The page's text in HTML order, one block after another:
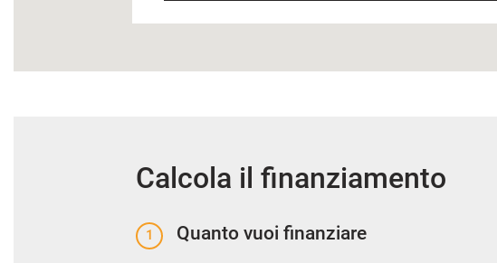
Calcola il finanziamento
1 Quanto vuoi finanziare